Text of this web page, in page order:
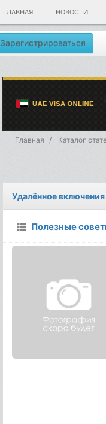
ГЛАВНАЯ НОВОСТИ
Зарегистрироваться
Главная Каталог
Удалённое
Полезные